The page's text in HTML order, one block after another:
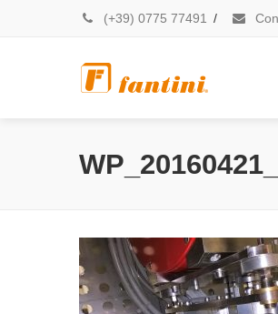
(+39) 0775 77491 /